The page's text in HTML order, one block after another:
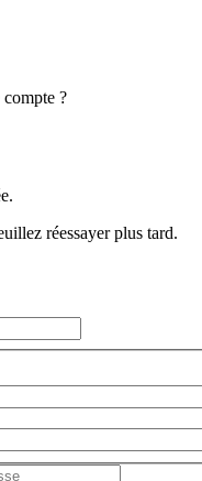
?
réessayer plus tard.